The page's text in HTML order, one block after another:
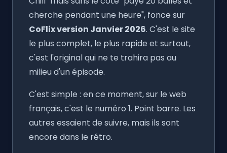
cherche pendant une heure", fonce sur
CoFlix version Janvier 2026. C'est le site
le plus complet, le plus rapide et surtout,
c'est l'original qui ne te trahira pas au
milieu d'un épisode.
C'est simple : en ce moment, sur le web
français, c'est le numéro 1. Point barre. Les
autres essaient de suivre, mais ils sont
encore dans le rétro.